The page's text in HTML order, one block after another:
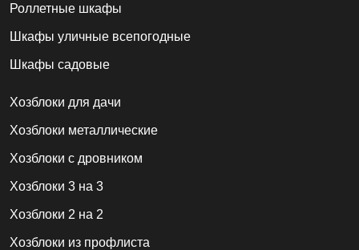
Роллетные шкафы
Шкафы уличные всепогодные
Шкафы садовые
Хозблоки для дачи
Хозблоки металлические
Хозблоки с дровником
Хозблоки 3 на 3
Хозблоки 2 на 2
Хозблоки из профлиста